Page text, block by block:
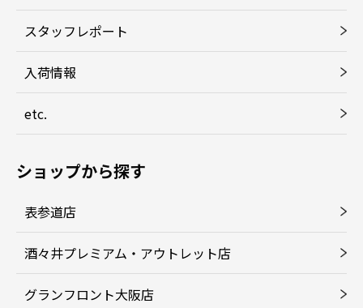
スタッフレポート
入荷情報
etc.
ショップから探す
表参道店
酒々井プレミアム・アウトレット店
グランフロント大阪店